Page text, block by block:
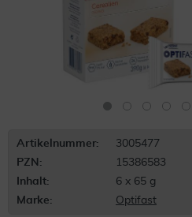
Artikelnummer:
3005477
PZN:
15386583
Inhalt:
6 x 65 g
Marke:
Optifast